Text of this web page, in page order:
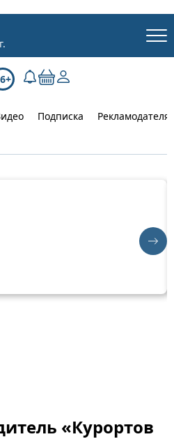
Подписка
«Курортов